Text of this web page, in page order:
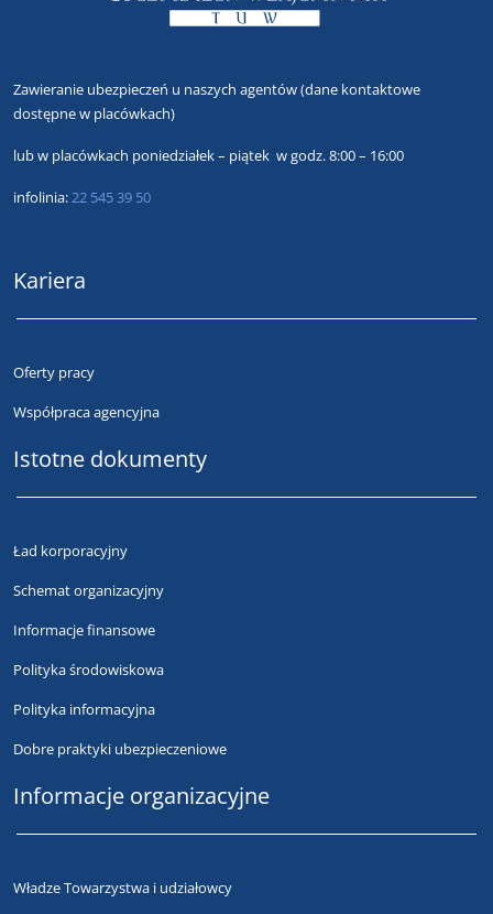
Zawieranie ubezpieczeń u naszych agentów(dane kontaktowe
dostępne w placówkach)
lubw placówkach poniedziałek – piątek w godz. 8:00 – 16:00
infolinia:22 545 39 50
Kariera
Oferty pracy
Współpraca agencyjna
Istotne dokumenty
Ład korporacyjny
Schemat organizacyjny
Informacje finansowe
Polityka środowiskowa
Polityka informacyjna
Dobre praktyki ubezpieczeniowe
Informacje organizacyjne
Władze Towarzystwa i udziałowcy